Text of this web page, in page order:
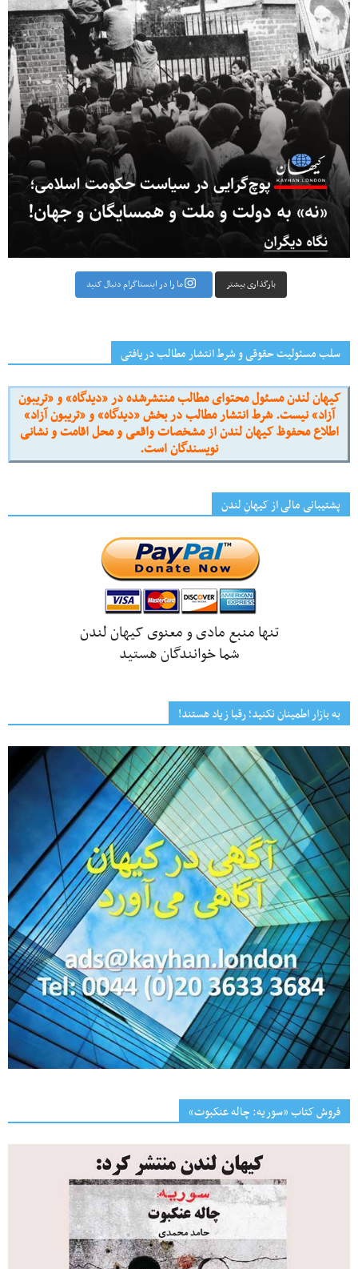
بارگذاری بیشتر ما را در اینستاگرام دنبال کنید
سلب مسئولیت حقوقی و شرط انتشار مطالب دریافتی
کیهان لندن مسئول محتوای مطالب منتشرشده در «دیدگاه» و «تریبون
آزاد» نیست. شرط انتشار مطالب در بخش «دیدگاه» و «تریبون آزاد»
اطلاع محفوظ کیهان لندن از مشخصات واقعی و محل اقامت و نشانی
نویسندگان است.
پشتیبانی مالی از کیهانِ لندن
تنها منبع مادی و معنوی کیهان لندن
شما خوانندگان هستید
به بازار اطمینان نکنید؛ رقبا زیاد هستند!
فروش کتاب «سوریه: چاله عنکبوت»